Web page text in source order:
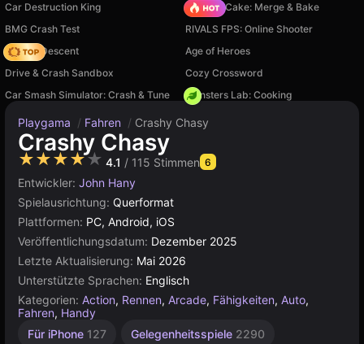
Car Destruction King
Piece of Cake: Merge & Bake
BMG Crash Test
RIVALS FPS: Online Shooter
Deadly Descent
Age of Heroes
Drive & Crash Sandbox
Cozy Crossword
Car Smash Simulator: Crash & Tune
Monsters Lab: Cooking
Playgama / Fahren / Crashy Chasy
Crashy Chasy
★★★★★ 4.1 / 115 Stimmen 6
Entwickler: John Hany
Spielausrichtung: Querformat
Plattformen: PC, Android, iOS
Veröffentlichungsdatum: Dezember 2025
Letzte Aktualisierung: Mai 2026
Unterstützte Sprachen: Englisch
Kategorien: Action, Rennen, Arcade, Fähigkeiten, Auto,
Fahren, Handy
Für iPhone 127 Gelegenheitsspiele 2290
Verkehr
Android